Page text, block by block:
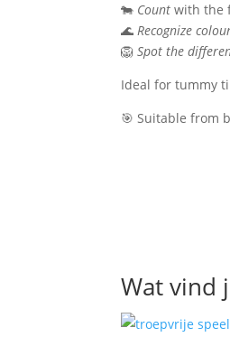
🐄 Count with the
🌊Recognize
🦁Spot the
Ideal for tummy
🎯 Suitable from
Wat vind